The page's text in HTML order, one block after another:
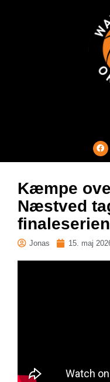
Kæmpe
Næstved
finaleserien
Jonas 15. maj